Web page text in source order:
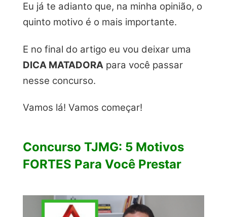
Eu já te adianto que, na minha opinião, o
quinto motivo é o mais importante.
E no final do artigo eu vou deixar uma
DICA MATADORApara você passar
nesse concurso.
Vamos lá! Vamos começar!
Concurso TJMG: 5 Motivos
FORTES Para Você Prestar